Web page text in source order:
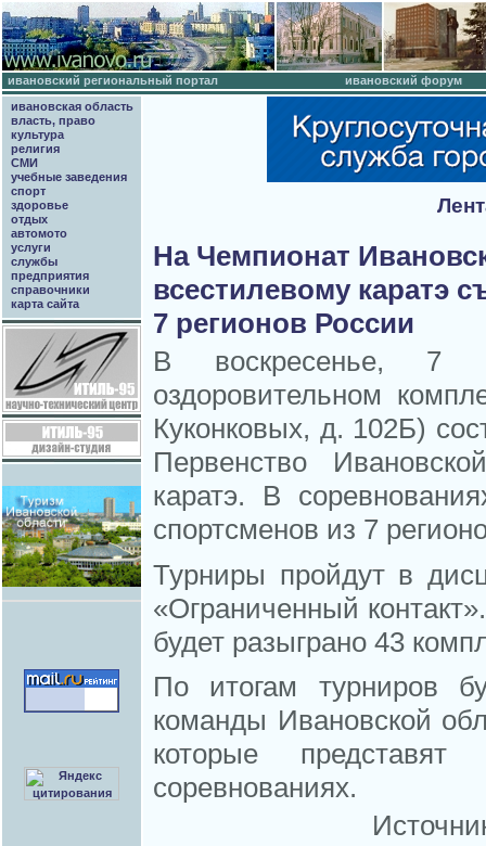
ивановский региональный портал
ивановский форум
ивановская область
власть, право
культура
религия
СМИ
учебные заведения
спорт
здоровье
отдых
автомото
услуги
службы
предприятия
справочники
карта сайта
На Чемпионат
всестилевому каратэ
7 регионов России
В воскресенье, 7
оздоровительном
Куконковых, д. 102Б)
Первенство
каратэ. В
спортсменов из 7
Турниры пройдут в
«Ограниченный
будет разыграно 43
По итогам турниров
команды Ивановской
которые
соревнованиях.